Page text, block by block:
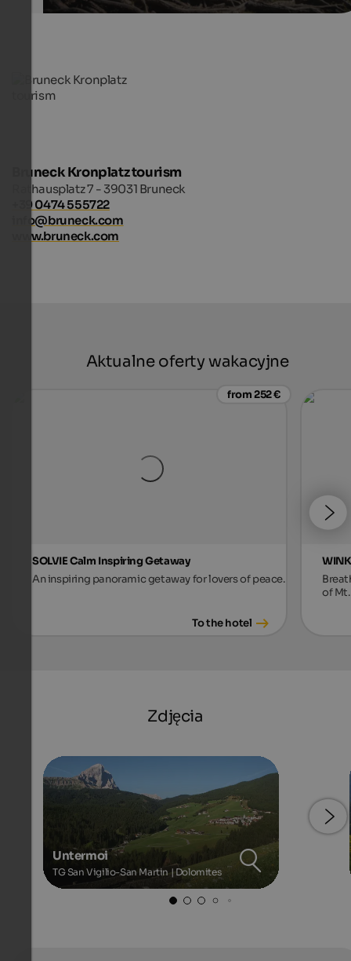
Bruneck Kronplatz tourism
Rathausplatz 7 - 39031 Bruneck
+39 0474 555722
info@bruneck.com
www.bruneck.com
Aktualne oferty wakacyjne
from 252 €
SOLVIE Calm Inspiring Getaway
An inspiring panoramic getaway for lovers of peace.
To the hotel
of
Zdjęcia
Untermoi
TG San Vigilio-San Martin | Dolomites